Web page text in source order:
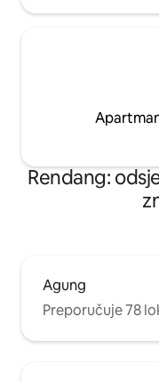
Rendang:
Agung
Preporučuje 78